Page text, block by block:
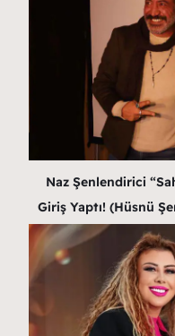
Naz Şenlendirici
Giriş Yaptı! (Hüsnü